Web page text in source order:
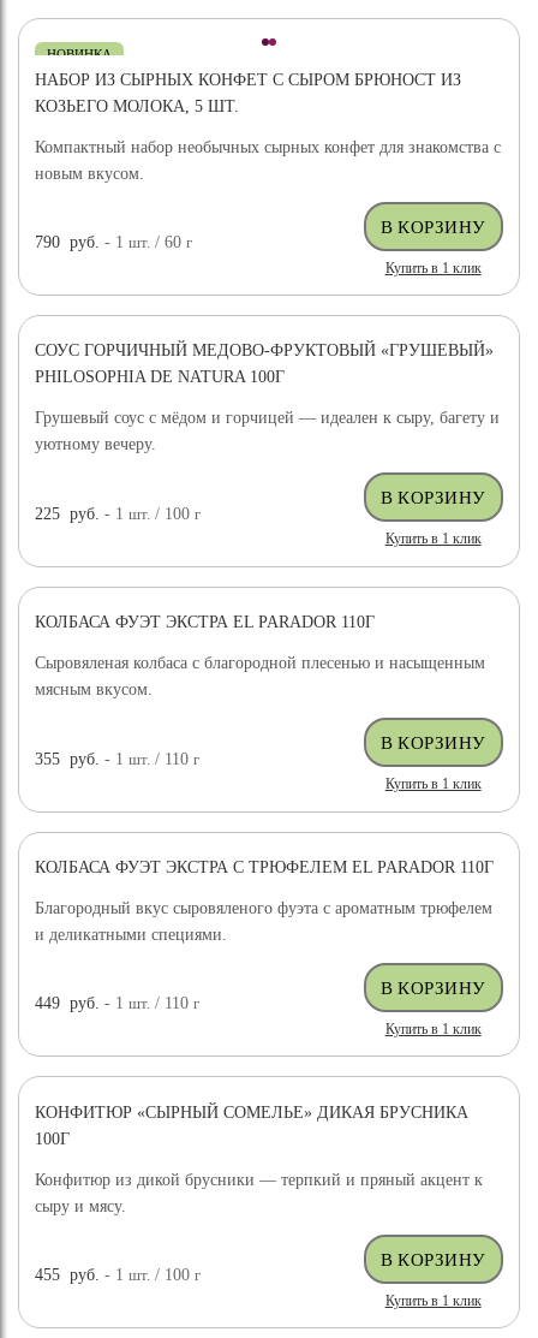
НОВИНКА
НАБОР ИЗ СЫРНЫХ КОНФЕТ С СЫРОМ БРЮНОСТ ИЗ
КОЗЬЕГО МОЛОКА, 5 ШТ.
Компактный набор необычных сырных конфет для знакомства с
новым вкусом.
790 руб. - 1шт. / 60г
Купить в 1 клик
СОУС ГОРЧИЧНЫЙ МЕДОВО-ФРУКТОВЫЙ «ГРУШЕВЫЙ»
PHILOSOPHIA DE NATURA 100Г
Грушевый соус с мёдом и горчицей — идеален к сыру, багету и
уютному вечеру.
225 руб. - 1шт. / 100г
Купить в 1 клик
КОЛБАСА ФУЭТ ЭКСТРА EL PARADOR 110Г
Сыровяленая колбаса с благородной плесенью и насыщенным
мясным вкусом.
355 руб. - 1шт. / 110г
Купить в 1 клик
КОЛБАСА ФУЭТ ЭКСТРА С ТРЮФЕЛЕМ EL PARADOR 110Г
Благородный вкус сыровяленого фуэта с ароматным трюфелем
и деликатными специями.
449 руб. - 1шт. / 110г
Купить в 1 клик
КОНФИТЮР «СЫРНЫЙ СОМЕЛЬЕ» ДИКАЯ БРУСНИКА
100Г
Конфитюр из дикой брусники — терпкий и пряный акцент к
сыру и мясу.
455 руб. - 1шт. / 100г
Купить в 1 клик